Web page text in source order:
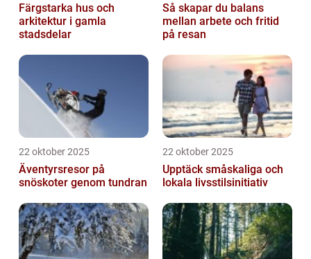
Färgstarka hus och
arkitektur i gamla
stadsdelar
Så skapar du balans
mellan arbete och fritid
på resan
22 oktober 2025
Äventyrsresor på
snöskoter genom tundran
22 oktober 2025
Upptäck småskaliga och
lokala livsstilsinitiativ